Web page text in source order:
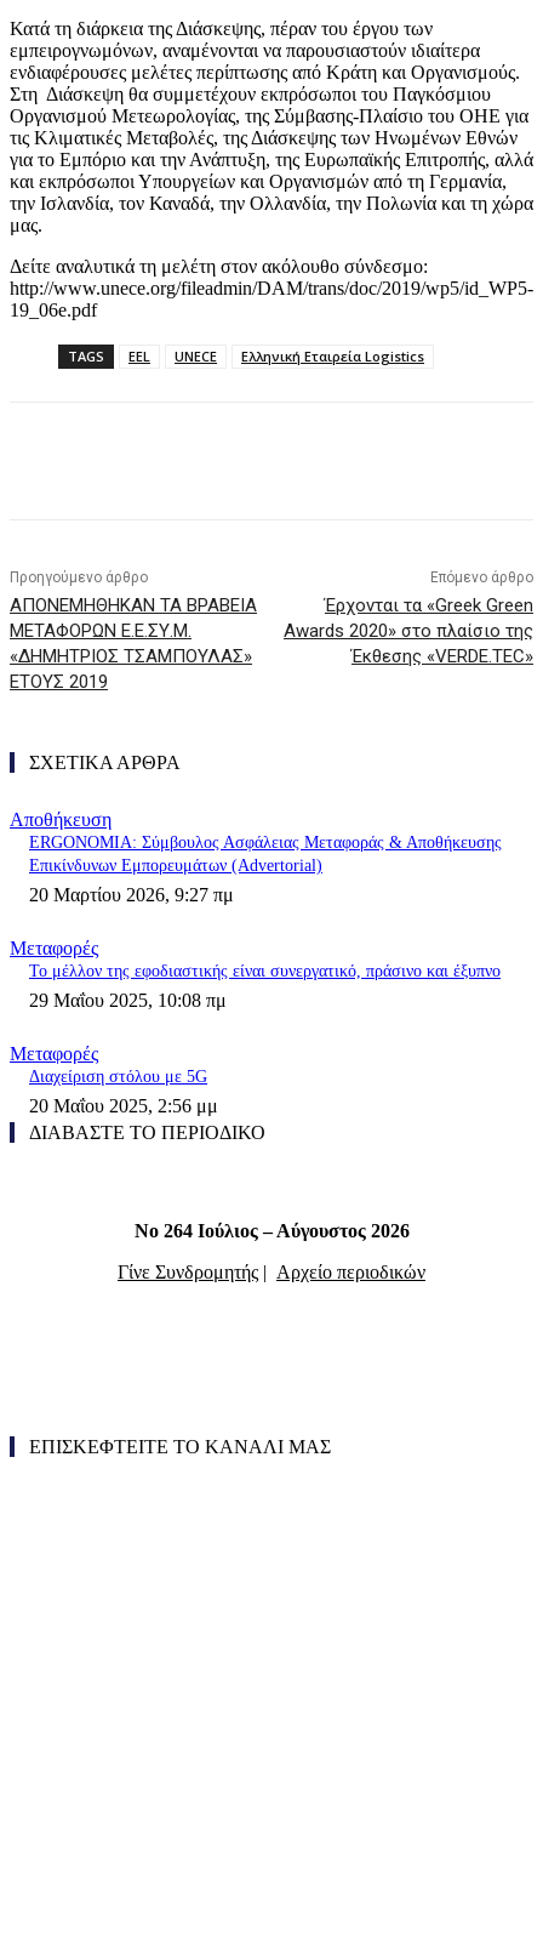
Κατά τη διάρκεια της Διάσκεψης, πέραν του έργου των
εμπειρογνωμόνων, αναμένονται να παρουσιαστούν ιδιαίτερα
ενδιαφέρουσες μελέτες περίπτωσης από Κράτη και Οργανισμούς.
Στη Διάσκεψη θα συμμετέχουν εκπρόσωποι του Παγκόσμιου
Οργανισμού Μετεωρολογίας, της Σύμβασης-Πλαίσιο του ΟΗΕ για
τις Κλιματικές Μεταβολές, της Διάσκεψης των Ηνωμένων Εθνών
για το Εμπόριο και την Ανάπτυξη, της Ευρωπαϊκής Επιτροπής, αλλά
και εκπρόσωποι Υπουργείων και Οργανισμών από τη Γερμανία,
την Ισλανδία, τον Καναδά, την Ολλανδία, την Πολωνία και τη χώρα
μας.
Δείτε αναλυτικά τη μελέτη στον ακόλουθο σύνδεσμο:
http://www.unece.org/fileadmin/DAM/trans/doc/2019/wp5/id_WP5-
19_06e.pdf
TAGS EEL UNECE Ελληνική Εταιρεία Logistics
Προηγούμενο άρθρο
ΑΠΟΝΕΜΗΘΗΚΑΝ ΤΑ ΒΡΑΒΕΙΑ
ΜΕΤΑΦΟΡΩΝ Ε.Ε.ΣΥ.Μ.
«ΔΗΜΗΤΡΙΟΣ ΤΣΑΜΠΟΥΛΑΣ»
ΕΤΟΥΣ 2019
Επόμενο άρθρο
Έρχονται τα «Greek Green
Awards 2020» στο πλαίσιο της
Έκθεσης «VERDE.TEC»
ΣΧΕΤΙΚΑ ΑΡΘΡΑ
Αποθήκευση
ERGONOMIA: Σύμβουλος Ασφάλειας Μεταφοράς & Αποθήκευσης
Επικίνδυνων Εμπορευμάτων (Advertorial)
20 Μαρτίου 2026, 9:27 πμ
Μεταφορές
Το μέλλον της εφοδιαστικής είναι συνεργατικό, πράσινο και έξυπνο
29 Μαΐου 2025, 10:08 πμ
Μεταφορές
Διαχείριση στόλου με 5G
20 Μαΐου 2025, 2:56 μμ
ΔΙΑΒΑΣΤΕ ΤΟ ΠΕΡΙΟΔΙΚΟ
Νο 264 Ιούλιος – Αύγουστος 2026
Γίνε Συνδρομητής | Αρχείο περιοδικών
ΕΠΙΣΚΕΦΤΕΙΤΕ ΤΟ ΚΑΝΑΛΙ ΜΑΣ